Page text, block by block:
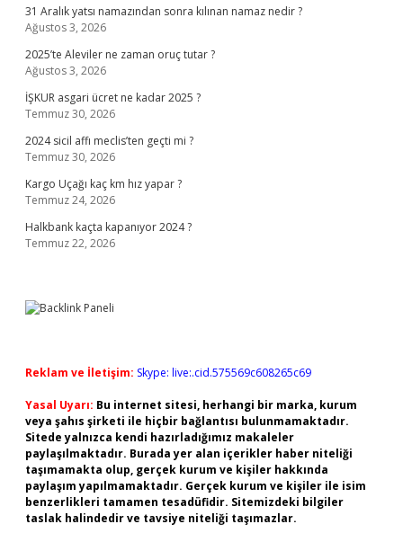
31 Aralık yatsı namazından sonra kılınan namaz nedir ?
Ağustos 3, 2026
2025’te Aleviler ne zaman oruç tutar ?
Ağustos 3, 2026
İŞKUR asgari ücret ne kadar 2025 ?
Temmuz 30, 2026
2024 sicil affı meclis’ten geçti mi ?
Temmuz 30, 2026
Kargo Uçağı kaç km hız yapar ?
Temmuz 24, 2026
Halkbank kaçta kapanıyor 2024 ?
Temmuz 22, 2026
Reklam ve İletişim: Skype: live:.cid.575569c608265c69
Yasal Uyarı: Bu internet sitesi, herhangi bir marka, kurum
veya şahıs şirketi ile hiçbir bağlantısı bulunmamaktadır.
Sitede yalnızca kendi hazırladığımız makaleler
paylaşılmaktadır. Burada yer alan içerikler haber niteliği
taşımamakta olup, gerçek kurum ve kişiler hakkında
paylaşım yapılmamaktadır. Gerçek kurum ve kişiler ile isim
benzerlikleri tamamen tesadüfidir. Sitemizdeki bilgiler
taslak halindedir ve tavsiye niteliği taşımazlar.